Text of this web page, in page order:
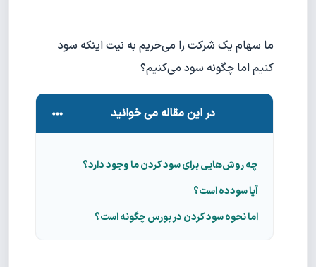
ما سهام یک شرکت را می‌خریم به نیت اینکه سود
کنیم اما چگونه سود می‌کنیم؟
در این مقاله می خوانید
چه روش‌هایی برای سود کردن ما وجود دارد؟
آیا سود‌‌‌ده است؟
اما نحوه سود کردن در بورس چگونه است؟